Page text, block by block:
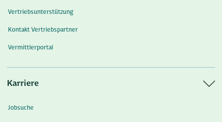
Vertriebsunterstützung
Kontakt Vertriebspartner
Vermittlerportal
Karriere
Jobsuche